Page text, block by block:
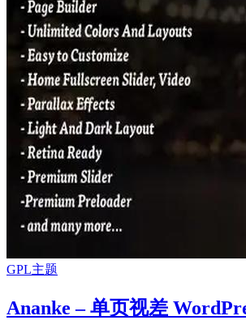
GPL主题
Ananke – 单页视差